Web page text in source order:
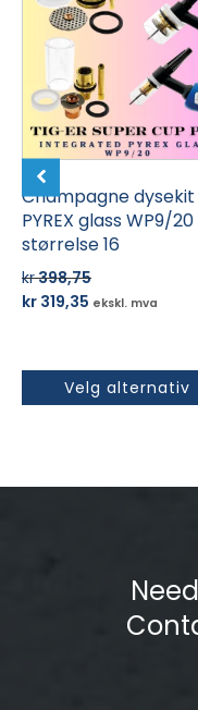
Champagne dysekit
PYREX glass WP9/20
størrelse 16
kr398,75
Opprinnelig
kr 398,75.
kr 319,35 Nåværende
kr 319,35.
ekskl. mva
Velg alternativ
har
flere
varianter.
Alternativene
kan
velges
på
produktsiden